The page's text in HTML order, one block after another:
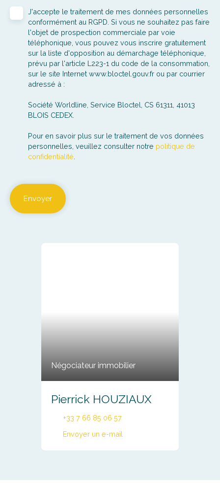
J'accepte le traitement de mes données personnelles
conformément au RGPD. Si vous ne souhaitez pas faire
l'objet de prospection commerciale par voie
téléphonique, vous pouvez vous inscrire gratuitement
sur la liste d'opposition au démarchage téléphonique,
prévu par l'article L223-1 du code de la consommation,
sur le site Internet www.bloctel.gouv.fr ou par courrier
adressé à :
Société Worldline, Service Bloctel, CS 61311, 41013
BLOIS CEDEX.
Pour en savoir plus sur le traitement de vos données
personnelles, veuillez consulter notre politique de
confidentialité
Envoyer
Négociateur immobilier
Pierrick HOUZIAUX
+33 7 66 85 06 57
Envoyer un e-mail